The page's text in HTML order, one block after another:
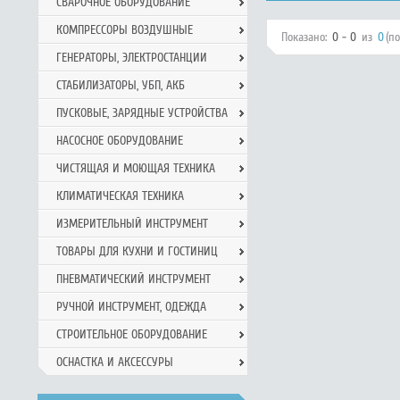
Показано: 0 - 0 из 0
КОМПРЕССОРЫ ВОЗДУШНЫЕ
ГЕНЕРАТОРЫ, ЭЛЕКТРОСТАНЦИИ
СТАБИЛИЗАТОРЫ, УБП, АКБ
ПУСКОВЫЕ, ЗАРЯДНЫЕ УСТРОЙСТВА
НАСОСНОЕ ОБОРУДОВАНИЕ
ЧИСТЯЩАЯ И МОЮЩАЯ ТЕХНИКА
КЛИМАТИЧЕСКАЯ ТЕХНИКА
ИЗМЕРИТЕЛЬНЫЙ ИНСТРУМЕНТ
ТОВАРЫ ДЛЯ КУХНИ И ГОСТИНИЦ
ПНЕВМАТИЧЕСКИЙ ИНСТРУМЕНТ
РУЧНОЙ ИНCТРУМЕНТ, ОДЕЖДА
СТРОИТЕЛЬНОЕ ОБОРУДОВАНИЕ
ОСНАСТКА И АКСЕССУРЫ